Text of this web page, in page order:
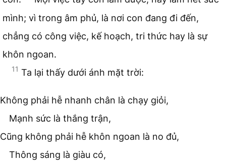
mình; vì trong âm phủ, là nơi con đang đi đến,
chẳng có công việc, kế hoạch, tri thức hay là sự
khôn ngoan.
11 Ta lại thấy dưới ánh mặt trời:
Không phải hễ nhanh chân là chạy giỏi,
Mạnh sức là thắng trận,
Cũng không phải hễ khôn ngoan là no đủ,
Thông sáng là giàu có,